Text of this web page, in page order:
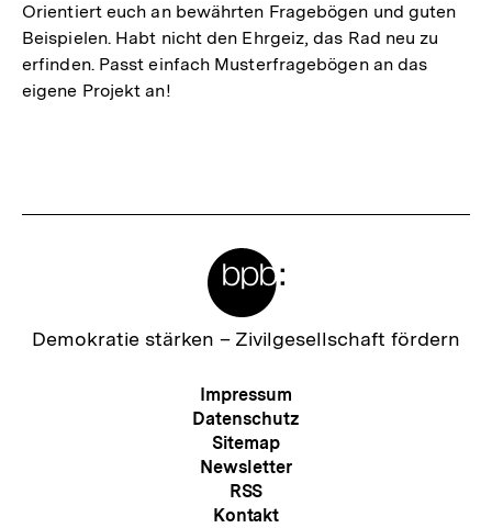
Orientiert euch an bewährten Fragebögen und guten
Beispielen. Habt nicht den Ehrgeiz, das Rad neu zu
erfinden. Passt einfach Musterfragebögen an das
eigene Projekt an!
Zur
Demokratie stärken – Zivilgesellschaft fördern
Meta-
Navigation
Impressum
Datenschutz
Sitemap
Newsletter
RSS
Kontakt